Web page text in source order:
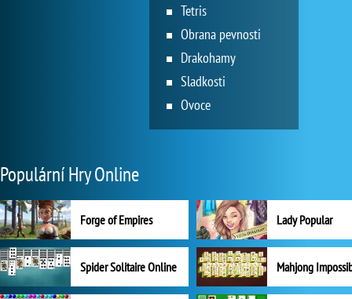
Tetris
Obrana pevnosti
Drakohamy
Sladkosti
Ovoce
Populární Hry Online
Forge of Empires Lady Popular
Spider Solitaire Online Mahjong